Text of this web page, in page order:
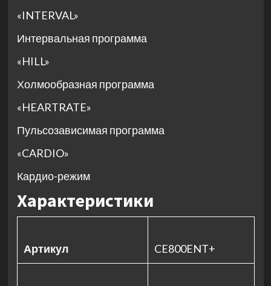
«INTERVAL»
Интервальная программа
«HILL»
Холмообразная программа
«HEARTRATE»
Пульсозависимая программа
«CARDIO»
Кардио-режим
Характеристики
Артикул CE800ENT+